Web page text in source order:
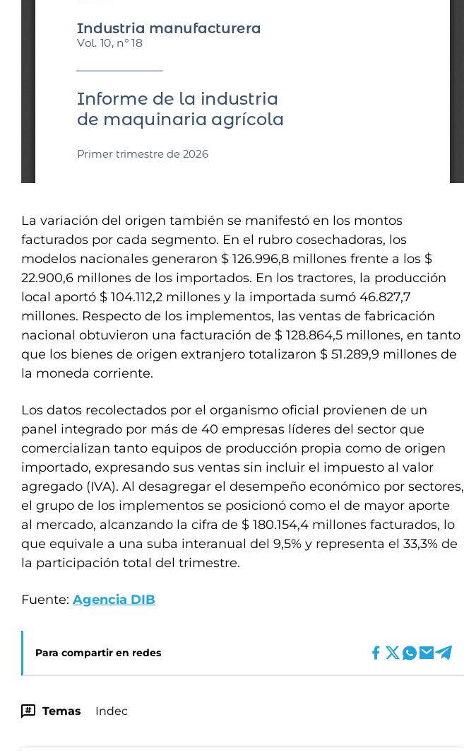
La variación del origen también se manifestó en los montos
facturados por cada segmento. En el rubro cosechadoras, los
modelos nacionales generaron $ 126.996,8 millones frente a los $
22.900,6 millones de los importados. En los tractores, la producción
local aportó $ 104.112,2 millones y la importada sumó 46.827,7
millones. Respecto de los implementos, las ventas de fabricación
nacional obtuvieron una facturación de $ 128.864,5 millones, en tanto
que los bienes de origen extranjero totalizaron $ 51.289,9 millones de
la moneda corriente.
Los datos recolectados por el organismo oficial provienen de un
panel integrado por más de 40 empresas líderes del sector que
comercializan tanto equipos de producción propia como de origen
importado, expresando sus ventas sin incluir el impuesto al valor
agregado (IVA). Al desagregar el desempeño económico por sectores,
el grupo de los implementos se posicionó como el de mayor aporte
al mercado, alcanzando la cifra de $ 180.154,4 millones facturados, lo
que equivale a una suba interanual del 9,5% y representa el 33,3% de
la participación total del trimestre.
Fuente: Agencia DIB
Para compartir en redes
Temas Indec